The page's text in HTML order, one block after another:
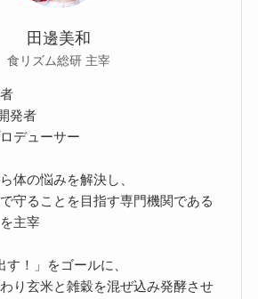
田邊美和
食リズム総研 主宰
発者
デューサー
体の悩みを解決し、
守ることを目指す専門機関である
主宰
す！」をゴールに、
り玄米と雑穀を混ぜ込み発酵させ